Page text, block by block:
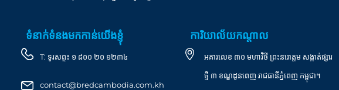
ទំនាក់ទំនងមកកាន់យើងខ្ញុំ
T: ទូរសព្ទ៖ ១ ៨០០ ២០ ១២៣៤
contact@bredcambodia.com.kh
ការិយាល័យកណ្តាល
អគារលេខ ៣០ មហាវិថី ព្រះនរោត្តម សង្កាត់ផ្សារ
ថ្មី ៣ ខណ្ឌដូនពេញ រាជធានីភ្នំពេញ កម្ពុជា។